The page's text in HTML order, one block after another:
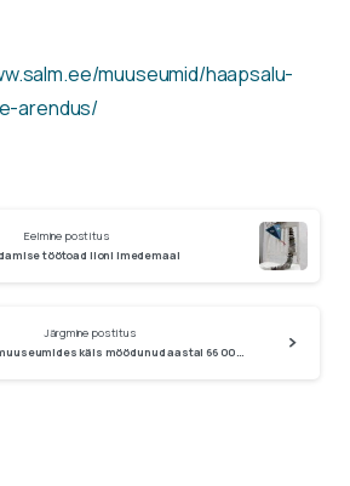
muuseumid/haapsalu-
arendus/
Eelmine postitus
töötoad Iloni Imedemaal
Järgmine postitus
Läänemaa muuseumides käis möödunud aastal 66 000 külastajat